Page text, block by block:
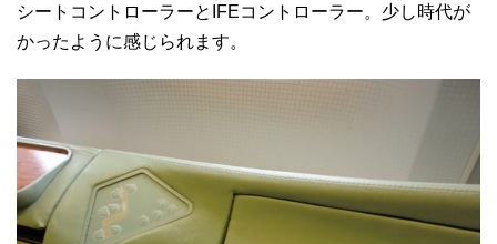
シートコントローラーとIFEコントローラー。少し時代が
かったように感じられます。